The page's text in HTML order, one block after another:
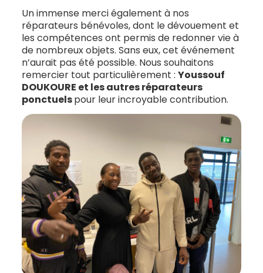
Un immense merci également à nos
réparateurs bénévoles, dont le dévouement et
les compétences ont permis de redonner vie à
de nombreux objets. Sans eux, cet événement
n’aurait pas été possible. Nous souhaitons
remercier tout particulièrement : Youssouf
DOUKOURE et les autres réparateurs
ponctuelspour leur incroyable contribution.